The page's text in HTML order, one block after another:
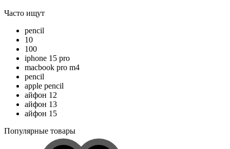
Часто ищут
pencil
10
100
iphone 15 pro
macbook pro m4
pencil
apple pencil
айфон 12
айфон 13
айфон 15
Популярные товары